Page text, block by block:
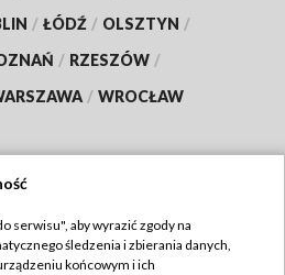
/ ŁÓDŹ / OLSZTYN /
/ RZESZÓW /
/ WROCŁAW
TVP
serwisu", aby wyrazić zgody na
śledzenia i zbierania danych,
końcowym i ich